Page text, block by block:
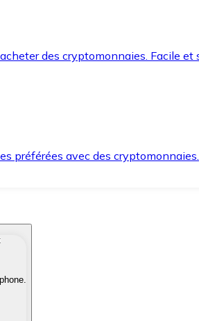
des cryptomonnaies. Facile et
préférées avec des cryptomonnaies.
rapidement et en toute sécurité.
fiduciaire lorsque vous en avez